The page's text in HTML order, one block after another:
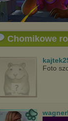
Chomikowe
Foto